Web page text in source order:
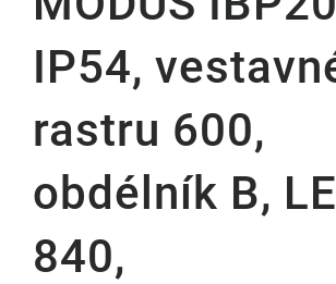
IP54,
rastru 600,
obdélník B,
840,